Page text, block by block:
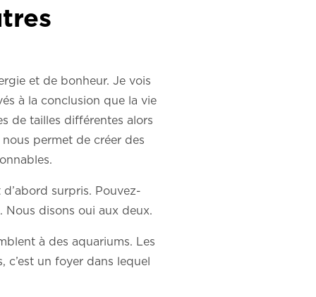
et de bonheur. Je vois
à la conclusion que la vie
de tailles différentes alors
permet de créer des
surpris. Pouvez-
Nous disons oui aux deux.
à des aquariums. Les
c’est un foyer dans lequel